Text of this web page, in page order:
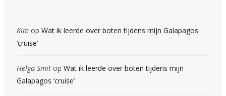
Kim op Wat ik leerde over boten tijdens mijn Galapagos
‘cruise’
Helga Smit op Wat ik leerde over boten tijdens mijn
Galapagos ‘cruise’